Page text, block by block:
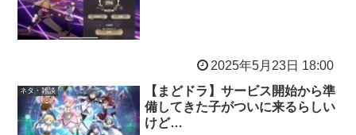
2025年5月23日 18:00
ネタ・雑談
【まどドラ】サービス開始から準
備してきた子がついに来るらしい
けど…